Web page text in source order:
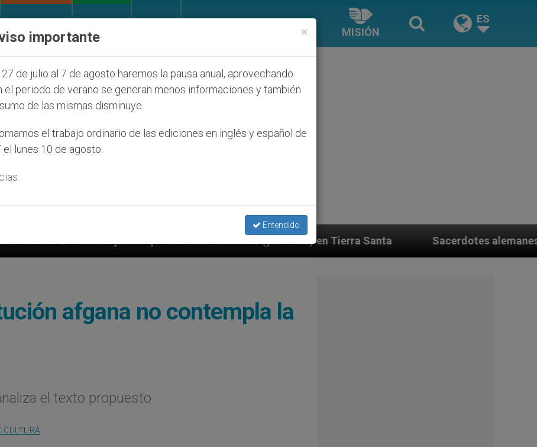
MISIÓN
ES
que afecta a cristianos (y no sólo) en Tierra Santa Sacerdotes alemanes fieles al Papa
afgana no contempla la
el texto propuesto
CULTURA
×
importante
27 de julio al 7 de agosto haremos la pausa anual, aprovechando
el periodo de verano se generan menos informaciones y también
de las mismas disminuye.
el trabajo ordinario de las ediciones en inglés y español de
el lunes 10 de agosto.
Entendido